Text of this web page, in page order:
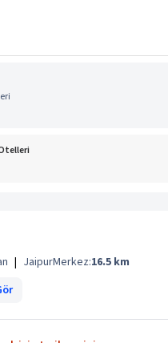
| JaipurMerkez:16.5 km